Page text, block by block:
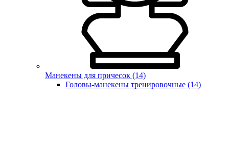
Манекены для причесок (14)
Головы-манекены тренировочные (14)